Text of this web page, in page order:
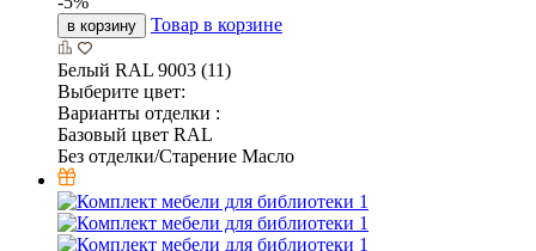
в корзину Товар в корзине
Белый RAL 9003 (11)
Выберите цвет:
Варианты отделки :
Базовый цвет RAL
Без отделки/Старение Масло